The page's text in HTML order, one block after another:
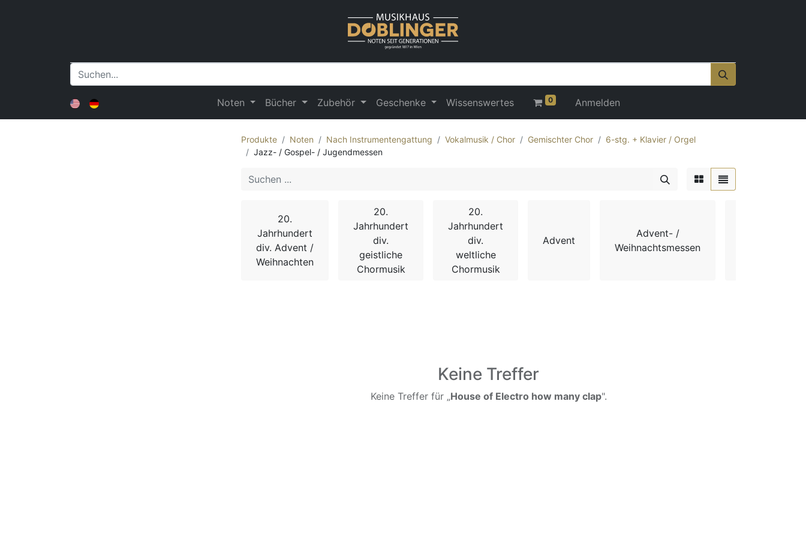
Noten Bücher Zubehör Geschenke Wissenswertes 0 Anmelden
Produkte Noten Nach Instrumentengattung Vokalmusik / Chor Gemischter Chor
6-stg. + Klavier / Orgel
Jazz- / Gospel- / Jugendmessen
20.
Jahrhundert
div. Advent /
Weihnachten
20.
Jahrhundert
div.
geistliche
Chormusik
20.
Jahrhundert
div.
weltliche
Chormusik
Advent
Advent- /
Weihnachtsmessen
Keine Treffer
Keine Treffer für „House of Electro how many clap".